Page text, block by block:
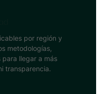
por región y
metodologías,
llegar a más
transparencia.